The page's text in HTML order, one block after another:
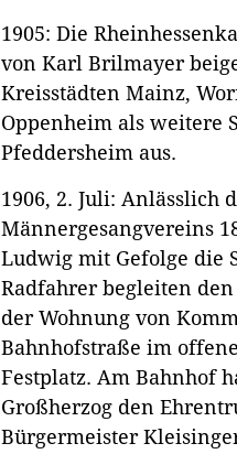
1905: Die
von Karl Brilmayer
Kreisstädten Mainz,
Oppenheim als weitere
Pfeddersheim aus.
1906, 2. Juli: Anlässlich
Männergesangvereins
Ludwig mit Gefolge die
Radfahrer begleiten
der Wohnung von
Bahnhofstraße im
Festplatz. Am Bahnhof
Großherzog den
Bürgermeister